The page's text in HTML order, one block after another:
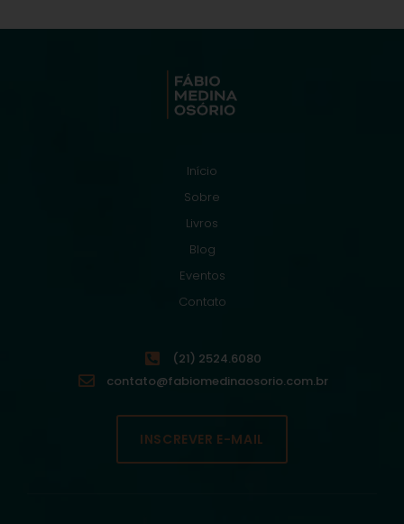
Início
Sobre
Livros
Blog
Eventos
Contato
(21) 2524.6080
contato@fabiomedinaosorio.com.br
INSCREVER E-MAIL